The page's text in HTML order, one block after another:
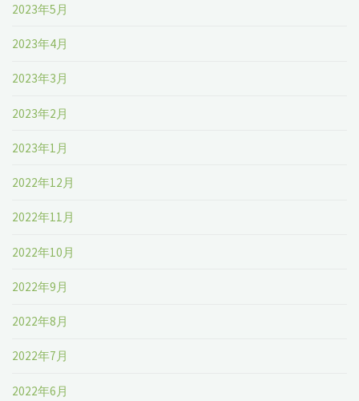
2023年5月
2023年4月
2023年3月
2023年2月
2023年1月
2022年12月
2022年11月
2022年10月
2022年9月
2022年8月
2022年7月
2022年6月